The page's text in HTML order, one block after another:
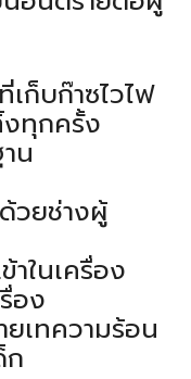
ก็บก๊าซไวไฟ
ทุกครั้ง
น
วยช่างผู้
ในเครื่อง
อง
เทความร้อน
ก